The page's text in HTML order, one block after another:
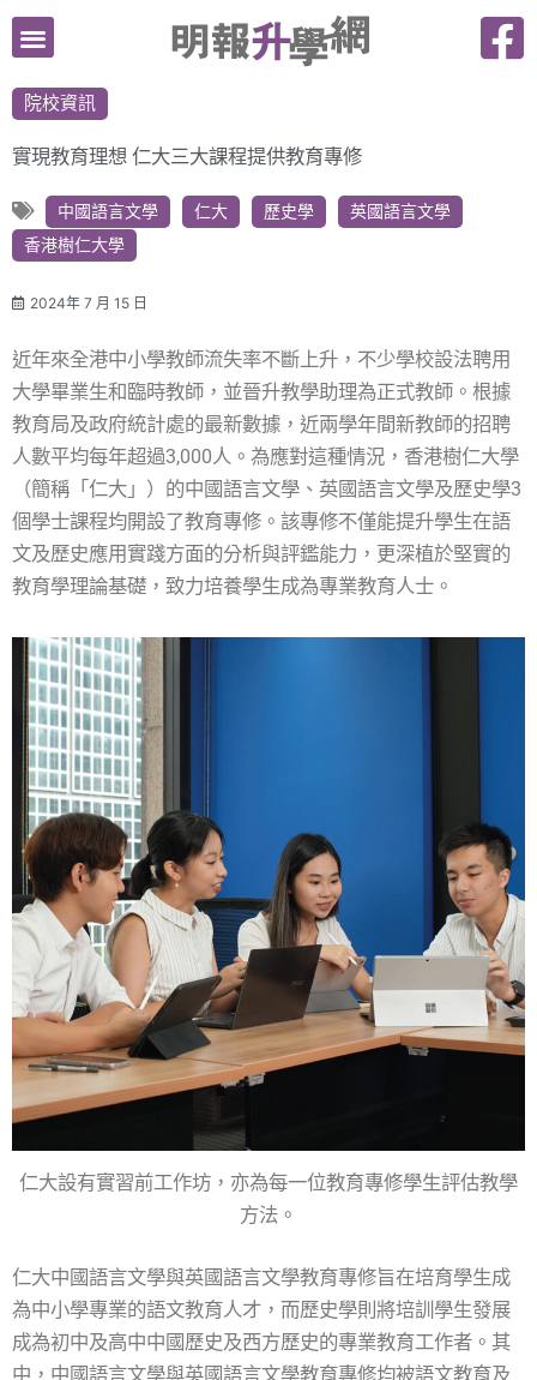
跳
要
內
院校資訊
實現教育理想 仁大三大課程提供教育專修
中國語言文學 仁大 歷史學
英國語言文學
香港樹仁大學
2024年 7 月 15 日
近年來全港中小學教師流失率不斷上升，不少學校設法聘用
大學畢業生和臨時教師，並晉升教學助理為正式教師。根據
教育局及政府統計處的最新數據，近兩學年間新教師的招聘
人數平均每年超過3,000人。為應對這種情況，香港樹仁大學
（簡稱「仁大」）的中國語言文學、英國語言文學及歷史學3
個學士課程均開設了教育專修。該專修不僅能提升學生在語
文及歷史應用實踐方面的分析與評鑑能力，更深植於堅實的
教育學理論基礎，致力培養學生成為專業教育人士。
仁大設有實習前工作坊，亦為每一位教育專修學生評估教學
方法。
仁大中國語言文學與英國語言文學教育專修旨在培育學生成
為中小學專業的語文教育人才，而歷史學則將培訓學生發展
成為初中及高中中國歷史及西方歷史的專業教育工作者。其
中，中國語言文學與英國語言文學教育專修均被語文教育及